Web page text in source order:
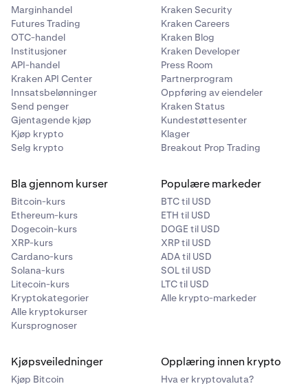
Marginhandel
Futures Trading
OTC-handel
Institusjoner
API-handel
Kraken API Center
Innsatsbelønninger
Send penger
Gjentagende kjøp
Kjøp krypto
Selg krypto
Kraken Security
Kraken Careers
Kraken Blog
Kraken Developer
Press Room
Partnerprogram
Oppføring av eiendeler
Kraken Status
Kundestøttesenter
Klager
Breakout Prop Trading
Bla gjennom kurser
Bitcoin-kurs
Ethereum-kurs
Dogecoin-kurs
XRP-kurs
Cardano-kurs
Solana-kurs
Litecoin-kurs
Kryptokategorier
Alle kryptokurser
Kursprognoser
Populære markeder
BTC til USD
ETH til USD
DOGE til USD
XRP til USD
ADA til USD
SOL til USD
LTC til USD
Alle krypto-markeder
Kjøpsveiledninger
Kjøp Bitcoin
Opplæring innen krypto
Hva er kryptovaluta?